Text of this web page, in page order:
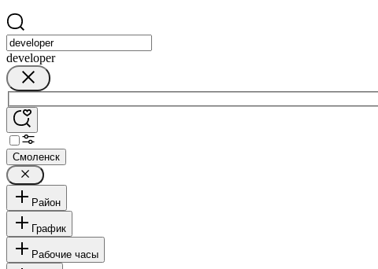
developer
Смоленск
Район
График
Рабочие часы